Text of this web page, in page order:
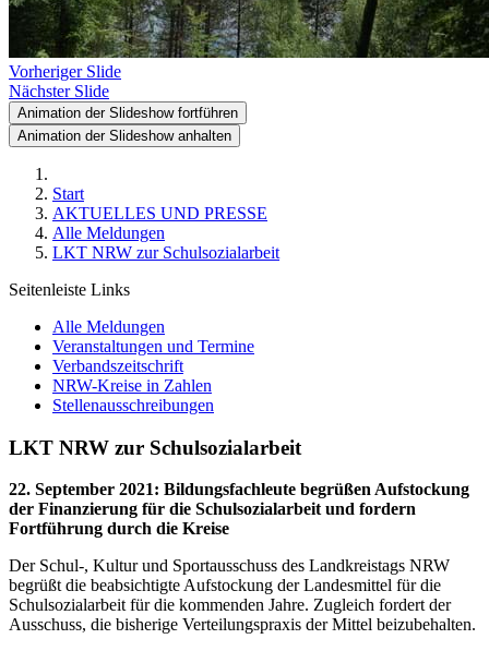
Vorheriger Slide
Nächster Slide
Animation der Slideshow fortführen
Animation der Slideshow anhalten
Start
AKTUELLES UND PRESSE
Alle Meldungen
LKT NRW zur Schulsozialarbeit
Seitenleiste Links
Alle Meldungen
Veranstaltungen und Termine
Verbandszeitschrift
NRW-Kreise in Zahlen
Stellenausschreibungen
LKT NRW zur Schulsozialarbeit
22. September 2021: Bildungsfachleute begrüßen Aufstockung
der Finanzierung für die Schulsozialarbeit und fordern
Fortführung durch die Kreise
Der Schul-, Kultur und Sportausschuss des Landkreistags NRW
begrüßt die beabsichtigte Aufstockung der Landesmittel für die
Schulsozialarbeit für die kommenden Jahre. Zugleich fordert der
Ausschuss, die bisherige Verteilungspraxis der Mittel beizubehalten.